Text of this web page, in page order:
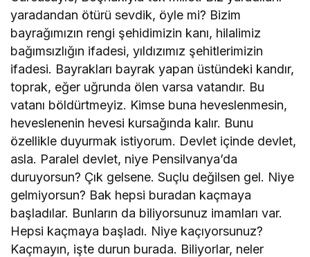
yaradandan ötürü sevdik, öyle mi? Bizim
bayrağımızın rengi şehidimizin kanı, hilalimiz
bağımsızlığın ifadesi, yıldızımız şehitlerimizin
ifadesi. Bayrakları bayrak yapan üstündeki kandır,
toprak, eğer uğrunda ölen varsa vatandır. Bu
vatanı böldürtmeyiz. Kimse buna heveslenmesin,
heveslenenin hevesi kursağında kalır. Bunu
özellikle duyurmak istiyorum. Devlet içinde devlet,
asla. Paralel devlet, niye Pensilvanya’da
duruyorsun? Çık gelsene. Suçlu değilsen gel. Niye
gelmiyorsun? Bak hepsi buradan kaçmaya
başladılar. Bunların da biliyorsunuz imamları var.
Hepsi kaçmaya başladı. Niye kaçıyorsunuz?
Kaçmayın, işte durun burada. Biliyorlar, neler